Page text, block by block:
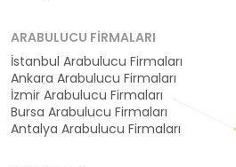
ARABULUCU FIRMALARI
İstanbul Arabulucu Firmaları
Ankara Arabulucu Firmaları
İzmir Arabulucu Firmaları
Bursa Arabulucu Firmaları
Antalya Arabulucu Firmaları